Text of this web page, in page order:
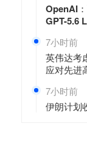
OpenAI
GPT-5.6
7小时前
英伟达考
应对先进
7小时前
伊朗计划